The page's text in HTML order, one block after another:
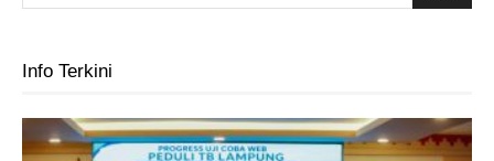
Info Terkini